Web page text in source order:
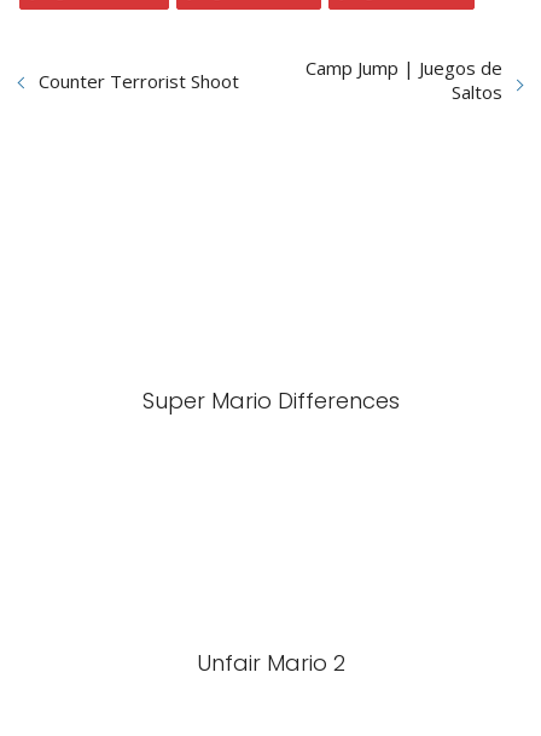
Counter Terrorist Shoot
Camp Jump | Juegos de
Saltos
Super Mario Differences
Unfair Mario 2